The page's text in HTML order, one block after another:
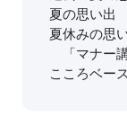
夏の思い出
夏休みの思
「マナー講
こころベー